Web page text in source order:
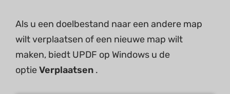
Als u een doelbestand naar een andere map
wilt verplaatsen of een nieuwe map wilt
maken, biedt UPDF op Windows u de
optieVerplaatsen .